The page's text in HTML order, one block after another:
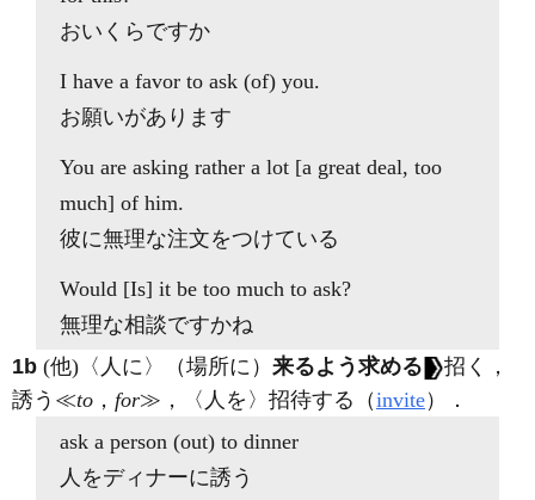
おいくらですか
I have a favor to ask (of) you.
お願いがあります
You are asking rather a lot [a great deal, too
much] of him.
彼に無理な注文をつけている
Would [Is] it be too much to ask?
無理な相談ですかね
1b (他) 〈人に〉（場所に） 来るよう求める
招く，
誘う≪to ， for≫，〈人を〉招待する（invite）
．
ask a person (out) to dinner
人をディナーに誘う